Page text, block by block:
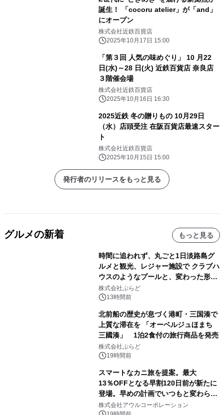
誕生！ 「cocoru atelier」が「and」
株式会社近鉄百貨店
2025年10月17日 15:00
「第３回 人気の味めぐり」 10 月22
日(水)～28 日(火) 近鉄百貨店 奈良店
３階催会場
株式会社近鉄百貨店
2025年10月16日 16:30
2025近鉄 冬の贈りもの 10月29日
（水）店頭受注 在阪百貨店最速スター
ト
株式会社近鉄百貨店
2025年10月15日 15:00
発行者のリリースをもっと見る
グルメの新着 もっと見る
時間に追われず、丸ごと1日淡路島グ
ルメと観光、レジャー施設で クラブハ
ウスのようなプールと、変わった形の
サウナも 「THE BOXY AWAJI」のお
得な素泊まり連泊プランで
株式会社ぷらど
13時間前
北前船の歴史が息づく港町・三国湊で
上質な滞在を 「オーベルジュほまち
三國湊」 1泊2食付の旅行商品を発売
株式会社ぷらど
19時間前
スマートなカニ旅を提案。最大
13％OFFとなる早割120日前が新たに
登場。早めの計画でいつもと変わらぬ
大人の冬旅を。ー夕日ヶ浦温泉「佳松
株式会社アウルコーポレーション